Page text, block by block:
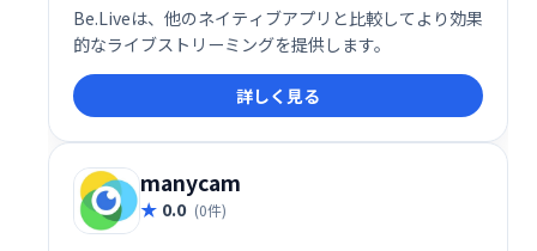
Be.Liveは、他のネイティブアプリと比較してより効果
的なライブストリーミングを提供します。
詳しく見る
manycam
0.0 (0件)